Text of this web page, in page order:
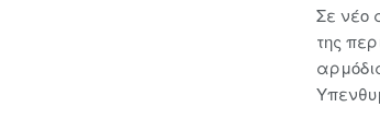
Σε νέο
της